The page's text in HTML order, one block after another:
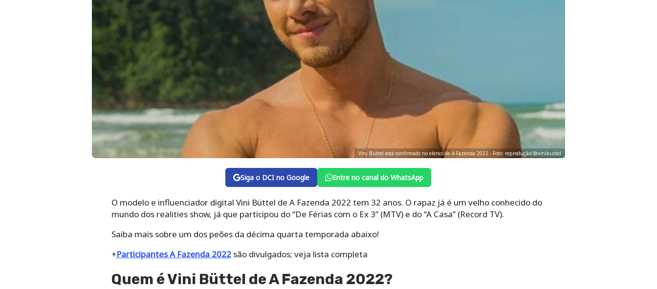
Vini Büttel está confirmado no elenco de A Fazenda 2022 - Foto: reprodução/@vinibuttel
Siga o DCI no Google Entre no canal do WhatsApp
O modelo e influenciador digital Vini Büttel de A Fazenda 2022 tem 32 anos. O rapaz já é um velho conhecido do
mundo dos realities show, já que participou do “De Férias com o Ex 3” (MTV) e do “A Casa” (Record TV).
Saiba mais sobre um dos peões da décima quarta temporada abaixo!
+Participantes A Fazenda 2022são divulgados; veja lista completa
Quem é Vini Büttel de A Fazenda 2022?